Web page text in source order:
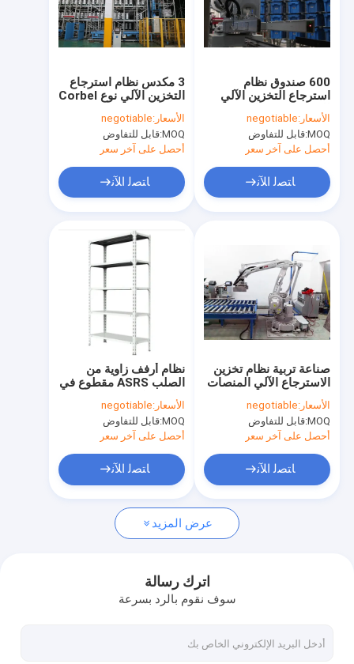
المنتجات
حولنا
جولة في المصنع
اتصل بنا
أخبار
القضايا
نظام مناولة المواد الآلي
ASRS Stacker Crane
3 مكدس نظام استرجاع
التخزين الآلي نوع Corbel
الأسعار:negotiable
MOQ: قابل للتفاوض
أحصل على آخر سعر
ﺎﺘﺼﻟ ﺍﻶﻧ
600 صندوق نظام
استرجاع التخزين الآلي
للبضائع MHS إلى شخص
الأسعار:negotiable
MOQ: قابل للتفاوض
أحصل على آخر سعر
ﺎﺘﺼﻟ ﺍﻶﻧ
نظام أرفف زاوية من
الصلب ASRS مقطوع في
هيكل مركب
الأسعار:negotiable
MOQ: قابل للتفاوض
أحصل على آخر سعر
ﺎﺘﺼﻟ ﺍﻶﻧ
صناعة تربية نظام تخزين
الاسترجاع الآلي المنصات
المخصصة
الأسعار:negotiable
MOQ: قابل للتفاوض
أحصل على آخر سعر
ﺎﺘﺼﻟ ﺍﻶﻧ
عرض المزيد
اترك رسالة
سوف نقوم بالرد بسرعة